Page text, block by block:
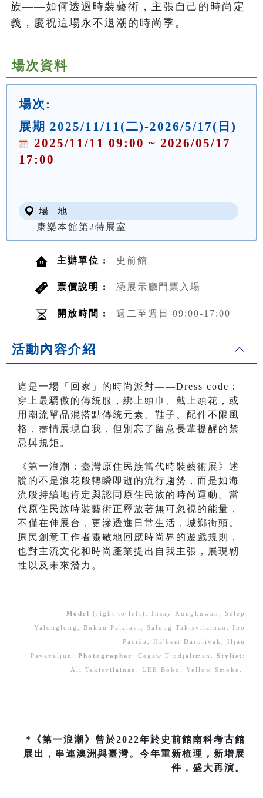
族——如何透過時裝藝術，主張自己的時尚定
義，慶祝這場永不退潮的時尚季。
場次資料
場次:
展期 2025/11/11(二)-2026/5/17(日)
2025/11/11 09:00 ~ 2026/05/17
17:00
場 地
康樂本館第2特展室
主辦單位 : 史前館
票價說明 : 憑展示廳門票入場
開放時間 : 週二至週日 09:00-17:00
活動內容介紹
這是一場「回家」的時尚派對——Dress code：
穿上最驕傲的傳統服，綁上頭巾、戴上頭花，或
用潮流單品混搭點傳統元素。鞋子、配件不限風
格，盡情展現自我，但別忘了留意長輩提醒的禁
忌與規矩。
《第一浪潮：臺灣原住民族當代時裝藝術展》述
說的不是浪花般轉瞬即逝的流行趨勢，而是如海
流般持續地肯定與認同原住民族的時尚運動。當
代原住民族時裝藝術正釋放著無可忽視的能量，
不僅在伸展台，更滲透進日常生活，城鄉街頭。
原民創意工作者靈敏地回應時尚界的遊戲規則，
也對主流文化和時尚產業提出自我主張，展現韌
性以及未來潛力。
Model (right to left): Insay Kungkuwan, Selep
Yalonglong, Bukun Palalavi, Salung Takisvilainan, Ino
Pacida, Ha'hem Darulivak, Iljan
Pavavaljun. Photographer : Cegaw Tjudjaliman. Stylist :
Ali Takisvilainan, LEE Bobo, Yellow Smoke.
*《第一浪潮》曾於2022年於史前館南科考古館
展出，串連澳洲與臺灣。今年重新梳理，新增展
件，盛大再演。